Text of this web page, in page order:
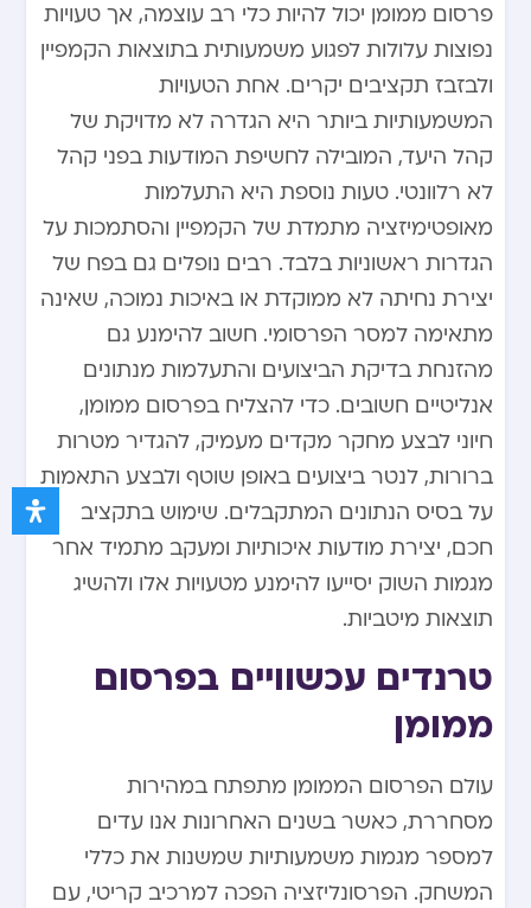
פרסום ממומן יכול להיות כלי רב עוצמה, אך טעויות
נפוצות עלולות לפגוע משמעותית בתוצאות הקמפיין
ולבזבז תקציבים יקרים. אחת הטעויות
המשמעותיות ביותר היא הגדרה לא מדויקת של
קהל היעד, המובילה לחשיפת המודעות בפני קהל
לא רלוונטי. טעות נוספת היא התעלמות
מאופטימיזציה מתמדת של הקמפיין והסתמכות על
הגדרות ראשוניות בלבד. רבים נופלים גם בפח של
יצירת נחיתה לא ממוקדת או באיכות נמוכה, שאינה
מתאימה למסר הפרסומי. חשוב להימנע גם
מהזנחת בדיקת הביצועים והתעלמות מנתונים
אנליטיים חשובים. כדי להצליח בפרסום ממומן,
חיוני לבצע מחקר מקדים מעמיק, להגדיר מטרות
ברורות, לנטר ביצועים באופן שוטף ולבצע התאמות
על בסיס הנתונים המתקבלים. שימוש בתקציב
חכם, יצירת מודעות איכותיות ומעקב מתמיד אחר
מגמות השוק יסייעו להימנע מטעויות אלו ולהשיג
תוצאות מיטביות.
טרנדים עכשוויים בפרסום
ממומן
עולם הפרסום הממומן מתפתח במהירות
מסחררת, כאשר בשנים האחרונות אנו עדים
למספר מגמות משמעותיות שמשנות את כללי
המשחק. הפרסונליזציה הפכה למרכיב קריטי, עם